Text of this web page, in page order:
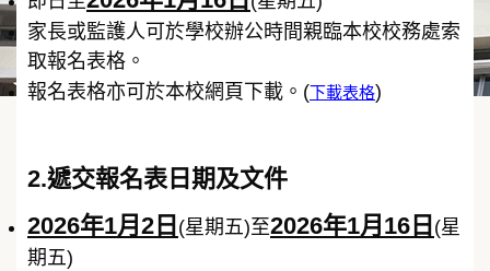
家長或監護人可於學校辦公時間親臨本校校務處索
取報名表格。
報名表格亦可於本校網頁下載。(下載表格)
2.遞交報名表日期及文件
2026年1月2日 (星期五)至2026年1月16日 (星
期五)